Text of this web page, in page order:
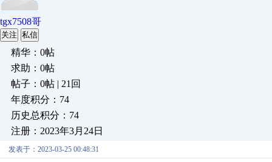
tgx7508哥
关注 私信
精华：0帖
求助：0帖
帖子：0帖 | 21回
年度积分：74
历史总积分：74
注册：2023年3月24日
发表于：2023-03-25 00:48:31